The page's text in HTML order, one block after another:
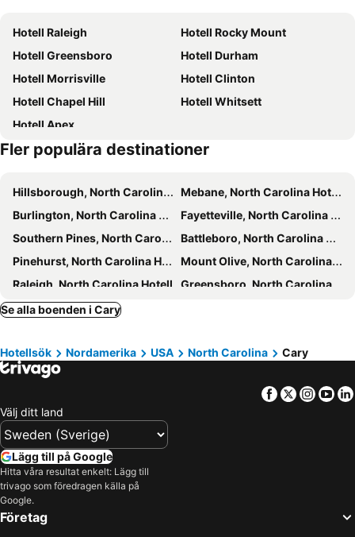
Hyatt House Raleigh / RDU / Brier Creek
Hampton Inn & Suites Raleigh Downtown
Extended Stay America Select Suites - Raleigh - RTP - 4919 Miami Blvd.
The Longleaf Hotel
Renaissance Raleigh North Hills Hotel
AC Hotel Raleigh North Hills
Hyatt House Raleigh North Hills
Holiday Inn Express Holly Springs - Raleigh Area, an IHG Hotel
DoubleTree by Hilton Raleigh Midtown
Hotell Raleigh
Hotell Rocky Mount
Hotell Greensboro
Hotell Durham
Hotell Morrisville
Hotell Clinton
Hotell Chapel Hill
Hotell Whitsett
Hotell Apex
Fler populära destinationer
Hillsborough, North Carolina Hotell
Mebane, North Carolina Hotell
Burlington, North Carolina Hotell
Fayetteville, North Carolina Hotell
Southern Pines, North Carolina Hotell
Battleboro, North Carolina Hotell
Pinehurst, North Carolina Hotell
Mount Olive, North Carolina Hotell
Raleigh, North Carolina Hotell
Greensboro, North Carolina Hotell
Durham, North Carolina Hotell
High Point, North Carolina Hotell
Apex, North Carolina Hotell
New York, New York Hotell
Orlando, Florida Hotell
Miami, Florida Hotell
San Francisco, Kalifornien Hotell
Honolulu, Hawaii Hotell
Se alla boenden i Cary
Hotellsök Nordamerika USA North Carolina Cary
Facebook
Twitter
Välj ditt land
Lägg till på Google
Hitta våra resultat enkelt: Lägg till
trivago som föredragen källa på
Google.
Företag